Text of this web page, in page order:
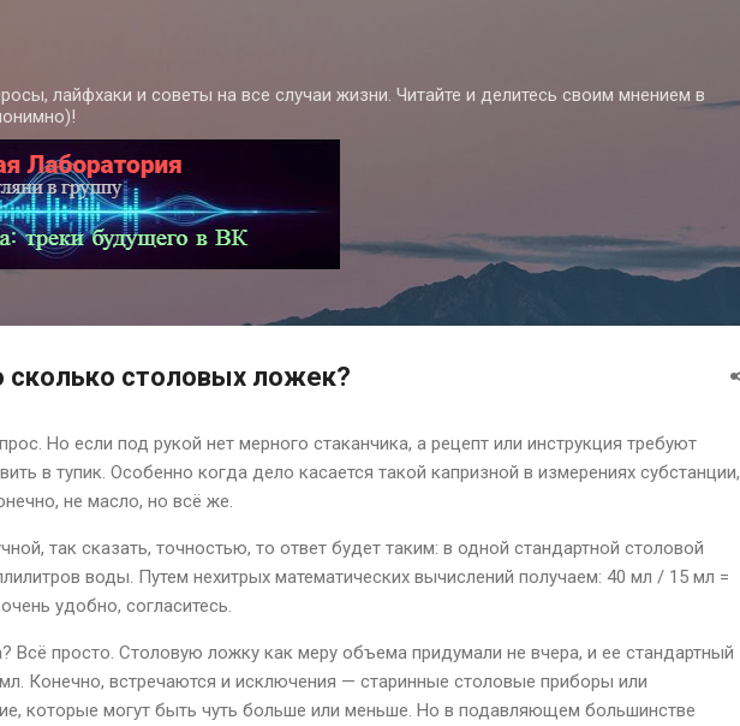
лайфхаки и советы на все случаи жизни. Читайте и делитесь своим мнением в
столовых ложек?
Но если под рукой нет мерного стаканчика, а рецепт или инструкция требуют
в тупик. Особенно когда дело касается такой капризной в измерениях субстанции,
не масло, но всё же.
так сказать, точностью, то ответ будет таким: в одной стандартной столовой
воды. Путем нехитрых математических вычислений получаем: 40 мл / 15 мл =
удобно, согласитесь.
Всё просто. Столовую ложку как меру объема придумали не вчера, и ее стандартный
Конечно, встречаются и исключения — старинные столовые приборы или
которые могут быть чуть больше или меньше. Но в подавляющем большинстве